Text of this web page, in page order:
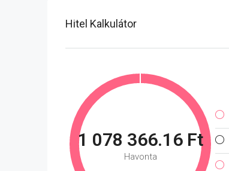
Hitel Kalkulátor
1 078 366.16 Ft
Havonta